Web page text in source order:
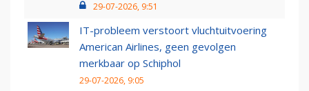
29-07-2026, 9:51
IT-probleem verstoort vluchtuitvoering
American Airlines, geen gevolgen
merkbaar op Schiphol
29-07-2026, 9:05